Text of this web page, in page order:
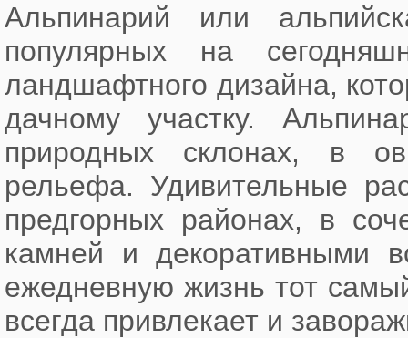
Альпинарий или
популярных на
ландшафтного дизайна,
дачному участку.
природных склонах, в
рельефа. Удивительные
предгорных районах, в
камней и декоративными
ежедневную жизнь тот
всегда привлекает и